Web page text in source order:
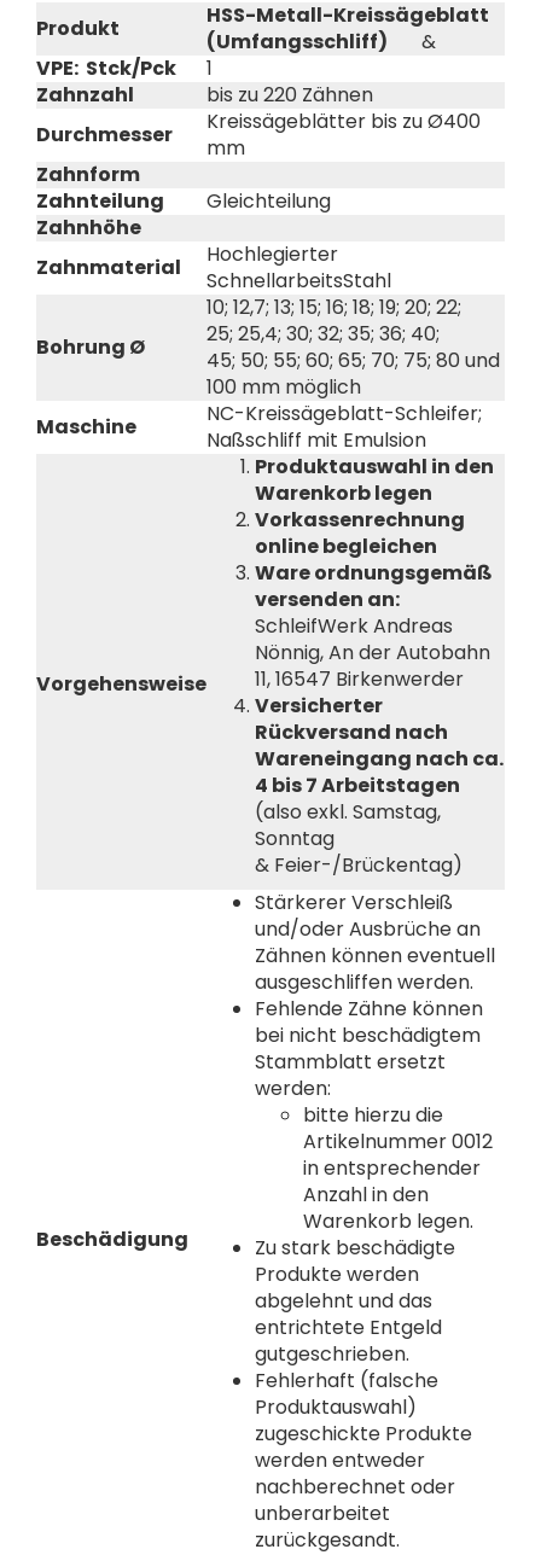
Produkt
HSS-Metall-Kreissägeblatt
(Umfangsschliff) &
VPE: Stck/Pck
1
Zahnzahl
bis zu 220 Zähnen
Durchmesser
Kreissägeblätter bis zu Ø400
mm
Zahnform
Zahnteilung
Gleichteilung
Zahnhöhe
Zahnmaterial
Hochlegierter
SchnellarbeitsStahl
Bohrung Ø
10; 12,7; 13; 15; 16; 18; 19; 20; 22;
25; 25,4; 30; 32; 35; 36; 40;
45; 50; 55; 60; 65; 70; 75; 80 und
100 mm möglich
Maschine
NC-Kreissägeblatt-Schleifer;
Naßschliff mit Emulsion
Vorgehensweise
Produktauswahl in den
Warenkorb legen
Vorkassenrechnung
online begleichen
Ware ordnungsgemäß
versenden an:
SchleifWerk Andreas
Nönnig, An der Autobahn
11, 16547 Birkenwerder
Versicherter
Rückversand nach
Wareneingang nach ca.
4 bis 7 Arbeitstagen
(also exkl. Samstag,
Sonntag
& Feier-/Brückentag)
Beschädigung
Stärkerer Verschleiß
und/oder Ausbrüche an
Zähnen können eventuell
ausgeschliffen werden.
Fehlende Zähne können
bei nicht beschädigtem
Stammblatt ersetzt
werden:
bitte hierzu die
Artikelnummer 0012
in entsprechender
Anzahl in den
Warenkorb legen.
Zu stark beschädigte
Produkte werden
abgelehnt und das
entrichtete Entgeld
gutgeschrieben.
Fehlerhaft (falsche
Produktauswahl)
zugeschickte Produkte
werden entweder
nachberechnet oder
unberarbeitet
zurückgesandt.